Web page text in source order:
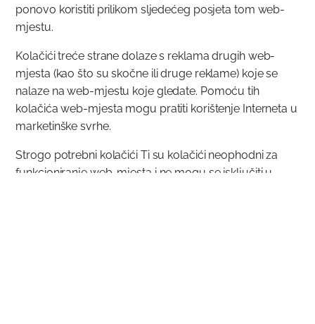
ponovo koristiti prilikom sljedećeg posjeta tom web-
mjestu.
Kolačići treće strane dolaze s reklama drugih web-
mjesta (kao što su skočne ili druge reklame) koje se
nalaze na web-mjestu koje gledate. Pomoću tih
kolačića web-mjesta mogu pratiti korištenje Interneta u
marketinške svrhe.
Strogo potrebni kolačići Ti su kolačići neophodni za
funkcioniranje web-mjesta i ne mogu se isključiti u